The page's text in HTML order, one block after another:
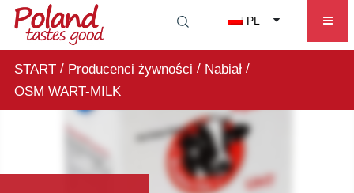
PL
START/ Producenci żywności / Nabiał/
OSM WART-MILK